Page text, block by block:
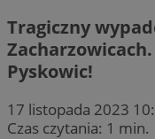
Tragiczny
Pyskowic!
17 listopada 2023
Czas czytania: 1 min.